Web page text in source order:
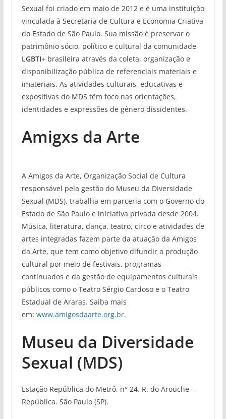
Sexual foi criado em maio de 2012 e é uma instituição
vinculada à Secretaria de Cultura e Economia Criativa
do Estado de São Paulo. Sua missão é preservar o
patrimônio sócio, político e cultural da comunidade
LGBTI+ brasileira através da coleta, organização e
disponibilização pública de referenciais materiais e
imateriais. As atividades culturais, educativas e
expositivas do MDS têm foco nas orientações,
identidades e expressões de gênero dissidentes.
Amigxs da Arte
A Amigos da Arte, Organização Social de Cultura
responsável pela gestão do Museu da Diversidade
Sexual (MDS), trabalha em parceria com o Governo do
Estado de São Paulo e iniciativa privada desde 2004.
Música, literatura, dança, teatro, circo e atividades de
artes integradas fazem parte da atuação da Amigos
da Arte, que tem como objetivo difundir a produção
cultural por meio de festivais, programas
continuados e da gestão de equipamentos culturais
públicos como o Teatro Sérgio Cardoso e o Teatro
Estadual de Araras. Saiba mais
em: www.amigosdaarte.org.br.
Museu da Diversidade
Sexual (MDS)
Estação República do Metrô, n° 24. R. do Arouche –
República. São Paulo (SP).